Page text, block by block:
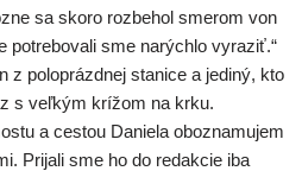
sa sko­ro roz­be­hol sme­rom von
potre­bo­va­li sme narých­lo vyra­ziť.“
z polo­prázd­nej sta­ni­ce a jedi­ný, kto
s veľ­kým krí­žom na krku.
a ces­tou Daniela obo­zna­mu­jem
Prijali sme ho do redak­cie iba